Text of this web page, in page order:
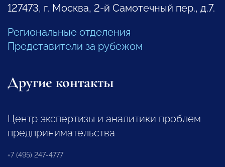
127473, г. Москва, 2-й Самотечный пер., д.7.
Региональные отделения
Представители за рубежом
Другие контакты
Центр экспертизы и аналитики проблем
предпринимательства
+7 (495) 247-4777